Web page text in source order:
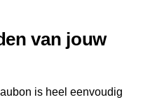
Gent of Brugge.
er wordt genoten
de Diner Cadeaubon
belevenis.
van jouw
is heel eenvoudig